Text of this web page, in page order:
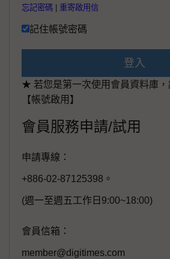
忘記密碼 重寄啟用信
記住帳號密碼
登入
★ 若您是第一次使用會員資料庫，
【帳號啟用】
會員服務申請/試用
申請專線：
+886-02-87125398。
(週一至週五工作日9:00~18:00)
會員信箱：
member@digitimes.com